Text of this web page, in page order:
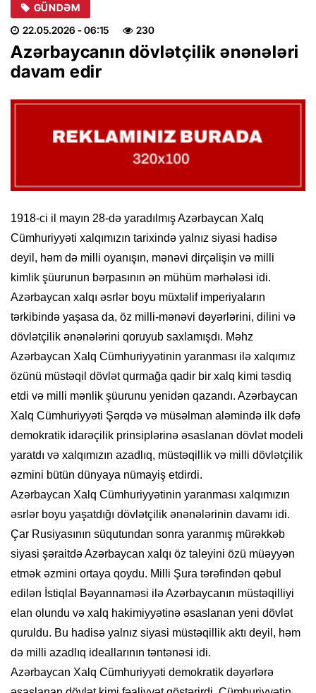
GÜNDƏM
22.05.2026 - 06:15 230
Azərbaycanın dövlətçilik ənənələri
davam edir
1918-ci il mayın 28-də yaradılmış Azərbaycan Xalq
Cümhuriyyəti xalqımızın tarixində yalnız siyasi hadisə
deyil, həm də milli oyanışın, mənəvi dirçəlişin və milli
kimlik şüurunun bərpasının ən mühüm mərhələsi idi.
Azərbaycan xalqı əsrlər boyu müxtəlif imperiyaların
tərkibində yaşasa da, öz milli-mənəvi dəyərlərini, dilini və
dövlətçilik ənənələrini qoruyub saxlamışdı. Məhz
Azərbaycan Xalq Cümhuriyyətinin yaranması ilə xalqımız
özünü müstəqil dövlət qurmağa qadir bir xalq kimi təsdiq
etdi və milli mənlik şüurunu yenidən qazandı. Azərbaycan
Xalq Cümhuriyyəti Şərqdə və müsəlman aləmində ilk dəfə
demokratik idarəçilik prinsiplərinə əsaslanan dövlət modeli
yaratdı və xalqımızın azadlıq, müstəqillik və milli dövlətçilik
əzmini bütün dünyaya nümayiş etdirdi.
Azərbaycan Xalq Cümhuriyyətinin yaranması xalqımızın
əsrlər boyu yaşatdığı dövlətçilik ənənələrinin davamı idi.
Çar Rusiyasının süqutundan sonra yaranmış mürəkkəb
siyasi şəraitdə Azərbaycan xalqı öz taleyini özü müəyyən
etmək əzmini ortaya qoydu. Milli Şura tərəfindən qəbul
edilən İstiqlal Bəyannaməsi ilə Azərbaycanın müstəqilliyi
elan olundu və xalq hakimiyyətinə əsaslanan yeni dövlət
quruldu. Bu hadisə yalnız siyasi müstəqillik aktı deyil, həm
də milli azadlıq ideallarının təntənəsi idi.
Azərbaycan Xalq Cümhuriyyəti demokratik dəyərlərə